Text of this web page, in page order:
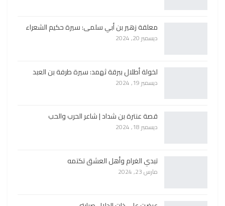
معلقة زهير بن أبي سلمى: سيرة حكيم الشعراء
ديسمبر 20, 2024
لخولة أطلال ببرقة ثهمد: سيرة طرفة بن العبد
ديسمبر 19, 2024
قصة عنترة بن شداد | شاعر الحرب والحب
ديسمبر 18, 2024
تبدي الغرام وأهل العشق تكتمه
مارس 23, 2024